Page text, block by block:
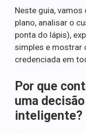
Neste guia,
plano, analisar o
ponta do lápis),
simples e mostrar
credenciada em
Por que
uma
inteligente?